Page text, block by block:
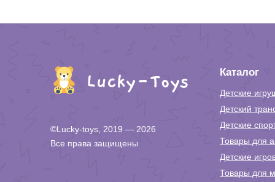
©Lucky-toys, 2019 — 2026
Все права защищены
Каталог
Детские
Детский
Детские
Товары для
Детские
Товары для